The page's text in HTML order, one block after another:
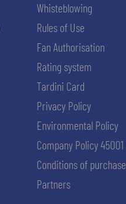
Whisteblowing
Rules of Use
Fan Authorisation
Rating system
Tardini Card
Privacy Policy
Environmental Policy
Company Policy 45001
Conditions of purchase
Partners